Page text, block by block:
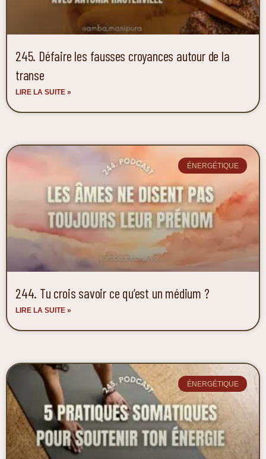
245. Défaire les fausses croyances autour de la
transe
LIRE LA SUITE »
ÉNERGÉTIQUE
244. Tu crois savoir ce qu’est un médium ?
LIRE LA SUITE »
ÉNERGÉTIQUE